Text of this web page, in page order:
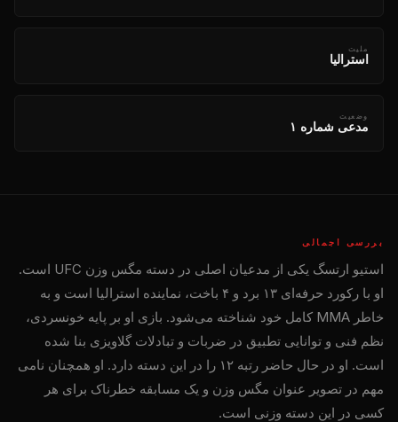
ملیت
استرالیا
وضعیت
مدعی شماره ۱
بررسی اجمالی
استیو ارتسگ یکی از مدعیان اصلی در دسته مگس وزن UFC است.
او با رکورد حرفه‌ای ۱۳ برد و ۴ باخت، نماینده استرالیا است و به
خاطر MMA کامل خود شناخته می‌شود. بازی او بر پایه خونسردی،
نظم فنی و توانایی تطبیق در ضربات و تبادلات گلاویزی بنا شده
است. او در حال حاضر رتبه ۱۲ را در این دسته دارد. او همچنان نامی
مهم در تصویر عنوان مگس وزن و یک مسابقه خطرناک برای هر
کسی در این دسته وزنی است.